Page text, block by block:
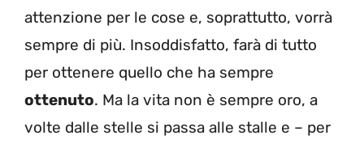
attenzione per le cose e, soprattutto, vorrà
sempre di più. Insoddisfatto, farà di tutto
per ottenere quello che ha sempre
ottenuto. Ma la vita non è sempre oro, a
volte dalle stelle si passa alle stalle e – per